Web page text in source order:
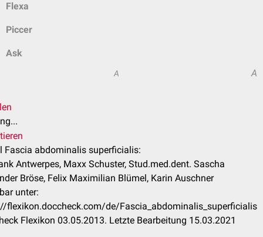
Flexa
Piccer
Ask
A A
Fascia abdominalis superficialis:
Antwerpes, Maxx Schuster, Stud.med.dent. Sascha
Bröse, Felix Maximilian Blümel, Karin Auschner
unter:
flexikon.doccheck.com/de/Fascia_abdominalis_superficialis
Flexikon 03.05.2013. Letzte Bearbeitung 15.03.2021